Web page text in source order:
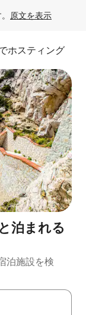
原文を表示
ホスティング
泊まれる
泊施設を検
使って移動するか